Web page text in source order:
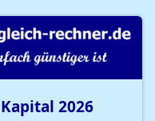
2026